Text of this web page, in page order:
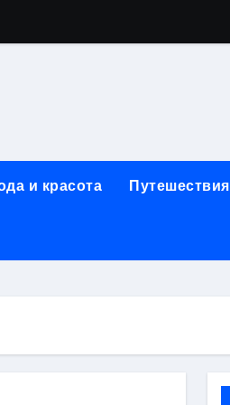
профессиональные ориентиры
зависимости:
этапы установки импланта за
резонансном томографе
и красота Путешествия